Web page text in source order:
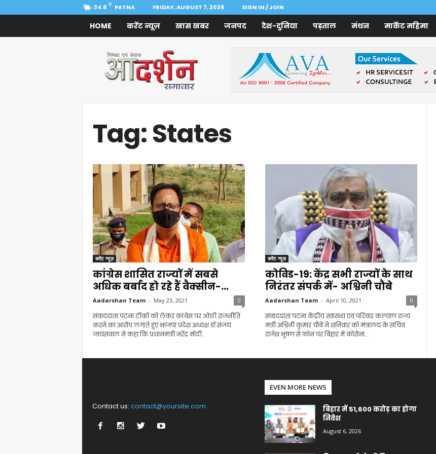
34.8 C PATNA FRIDAY, AUGUST 7, 2026 SIGN IN / JOIN
HOME करेंट न्यूज़ खास खबर जनपद देश-दुनिया पड़ताल मंथन मार्केट महिमा
Samachar
Tag: States
करेंट न्यूज़
कांग्रेस शासित राज्यों में सबसे
अधिक बर्बाद हो रहे हैं वैक्सीन-...
Aadarshan Team - May 23, 2021 0
संवाददाता.पटना.टीकों को लेकर कांग्रेस पर ओछी राजनीति
करने का आरोप लगाते हुए भाजपा प्रदेश अध्यक्ष डॉ संजय
जायसवाल ने कहा कि प्रधानमंत्री नरेंद्र मोदी...
करेंट न्यूज़
कोविड-19: केंद्र सभी राज्यों के साथ
निरंतर संपर्क में- अश्विनी चौबे
Aadarshan Team - April 10, 2021 0
संवाददाता.पटना.केंद्रीय स्वास्थ्य एवं परिवार कल्याण राज्य
मंत्री अश्विनी कुमार चौबे ने शनिवार को मंत्रालय के सचिव
राजेश भूषण से फ़ोन पर बिहार में कोरोना...
Contact us: contact@yoursite.com
EVEN MORE NEWS
बिहार में 51,600 करोड़ का होगा
निवेश
August 6, 2026